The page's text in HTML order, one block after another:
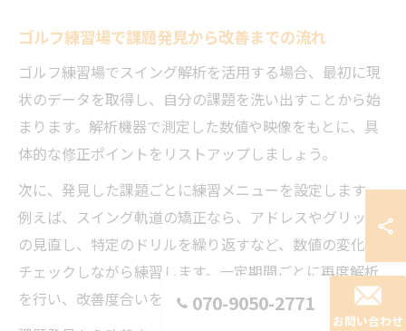
ゴルフ練習場で課題発見から改善までの流れ
ゴルフ練習場でスイング解析を活用する場合、最初に現
状のデータを取得し、自分の課題を洗い出すことから始
まります。解析機器で測定した数値や映像をもとに、具
体的な修正ポイントをリストアップしましょう。
次に、発見した課題ごとに練習メニューを設定します。
例えば、スイング軌道の矯正なら、アドレスやグリップ
の見直し、特定のドリルを繰り返すなど、数値の変化を
チェックしながら練習します。一定期間ごとに再度解析
を行い、改善度合いを確認することも重要です。
070-9050-2771
お問い合わせ